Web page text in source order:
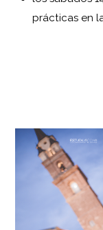
prácticas en